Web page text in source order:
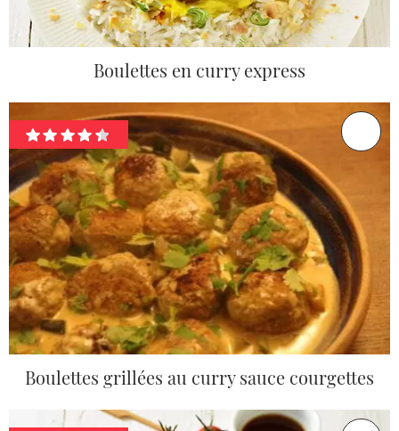
Boulettes en curry express
Boulettes grillées au curry sauce courgettes